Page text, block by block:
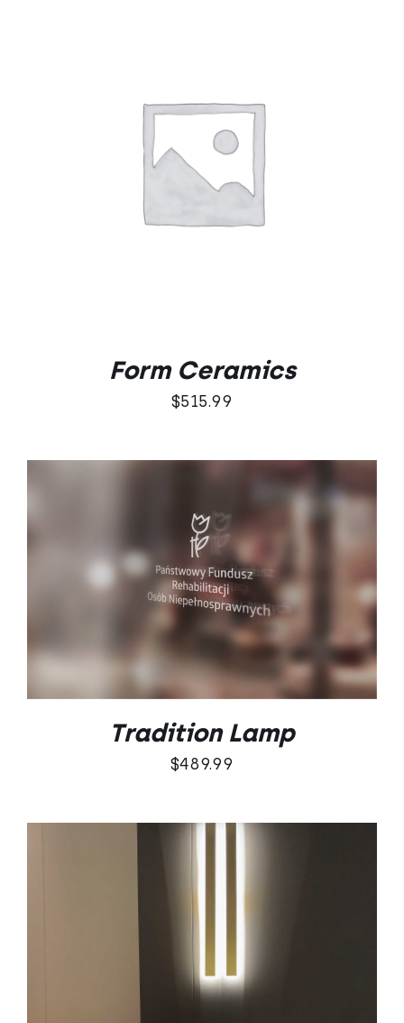
Oceniono
5.00na 5
DODAJ DO KOSZYKA
Form Ceramics
$515.99
DODAJ DO KOSZYKA
/
SZCZEGÓŁY
Tradition Lamp
$489.99